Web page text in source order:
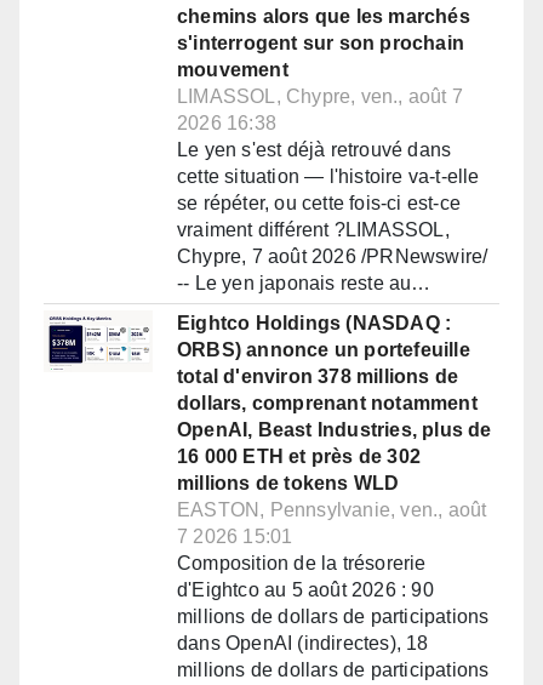
chemins alors que les marchés
s'interrogent sur son prochain
mouvement
LIMASSOL, Chypre, ven., août 7
2026 16:38
Le yen s'est déjà retrouvé dans
cette situation — l'histoire va-t-elle
se répéter, ou cette fois-ci est-ce
vraiment différent ?LIMASSOL,
Chypre, 7 août 2026 /PRNewswire/
-- Le yen japonais reste au…
Eightco Holdings (NASDAQ :
ORBS) annonce un portefeuille
total d'environ 378 millions de
dollars, comprenant notamment
OpenAI, Beast Industries, plus de
16 000 ETH et près de 302
millions de tokens WLD
EASTON, Pennsylvanie, ven., août
7 2026 15:01
Composition de la trésorerie
d'Eightco au 5 août 2026 : 90
millions de dollars de participations
dans OpenAI (indirectes), 18
millions de dollars de participations